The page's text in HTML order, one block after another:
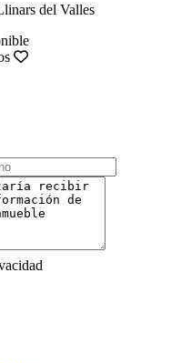
del Valles